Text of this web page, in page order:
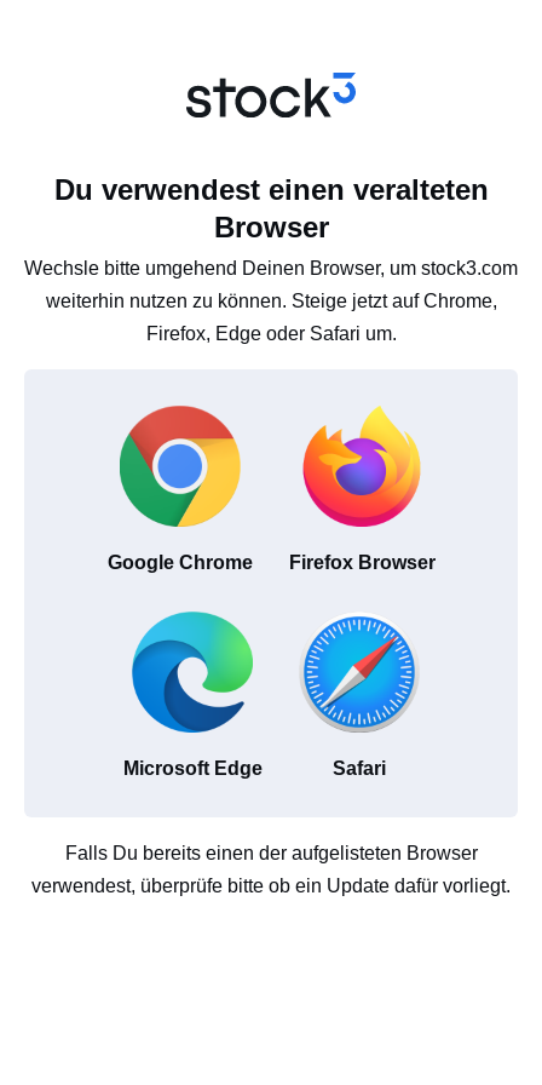
Du verwendest einen veralteten
Browser
Wechsle bitte umgehend Deinen Browser, um stock3.com
weiterhin nutzen zu können. Steige jetzt auf Chrome,
Firefox, Edge oder Safari um.
Google Chrome Firefox Browser
Microsoft Edge Safari
Falls Du bereits einen der aufgelisteten Browser
verwendest, überprüfe bitte ob ein Update dafür vorliegt.